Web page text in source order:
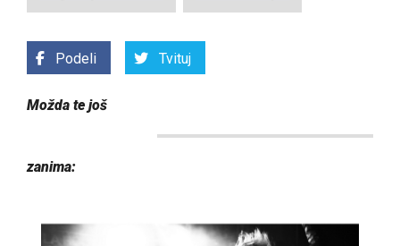
Podeli Tvituj
Možda te još
zanima: